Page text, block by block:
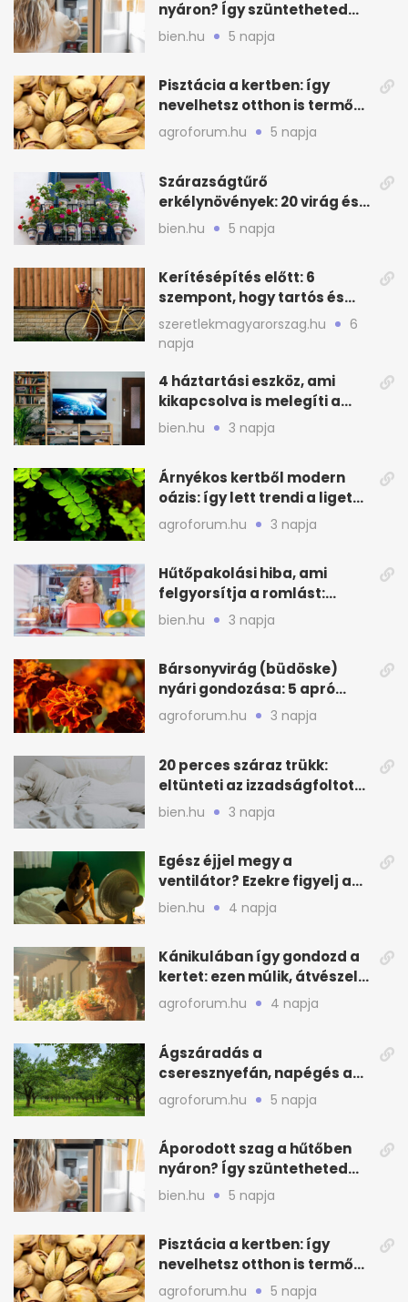
nyáron? Így szüntetheted
meg olcsón
bien.hu 5 napja
Pisztácia a kertben: így
nevelhetsz otthon is termő
növényt
agroforum.hu 5 napja
Szárazságtűrő
erkélynövények: 20 virág és
cserje a forró nyárra
bien.hu 5 napja
Kerítésépítés előtt: 6
szempont, hogy tartós és
praktikus legyen
szeretlekmagyarorszag.hu
6
napja
4 háztartási eszköz, ami
kikapcsolva is melegíti a
lakást
bien.hu 3 napja
Árnyékos kertből modern
oázis: így lett trendi a ligetes
zöld
agroforum.hu 3 napja
Hűtőpakolási hiba, ami
felgyorsítja a romlást:
zónákra figyelj
bien.hu 3 napja
Bársonyvirág (büdöske)
nyári gondozása: 5 apró
lépés a dús virágzásért
agroforum.hu 3 napja
20 perces száraz trükk:
eltünteti az izzadságfoltot
és a szagot a matracról
bien.hu 3 napja
Egész éjjel megy a
ventilátor? Ezekre figyelj a
hőségben alvásnál
bien.hu 4 napja
Kánikulában így gondozd a
kertet: ezen múlik, átvészeli-
e a hőséget
agroforum.hu 4 napja
Ágszáradás a
cseresznyefán, napégés a
kajszin: mit tehetsz most?
agroforum.hu 5 napja
Áporodott szag a hűtőben
nyáron? Így szüntetheted
meg olcsón
bien.hu 5 napja
Pisztácia a kertben: így
nevelhetsz otthon is termő
növényt
agroforum.hu 5 napja